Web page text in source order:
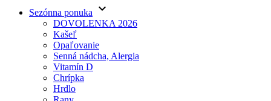
Sezónna ponuka keyboard_arrow_down
DOVOLENKA 2026
Kašeľ
Opaľovanie
Senná nádcha, Alergia
Vitamín D
Chrípka
Hrdlo